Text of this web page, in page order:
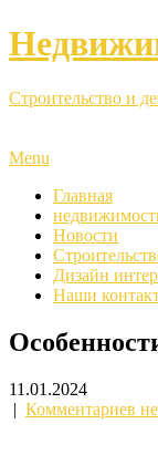
Строительство и
Menu
Главная
Новости
Дизайн
Наши
11.01.2024
| Комментариев